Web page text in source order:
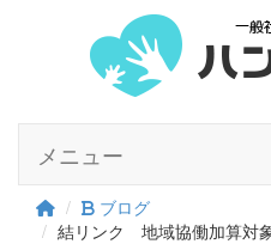
メニュー
ブログ
結リンク 地域協働加算対